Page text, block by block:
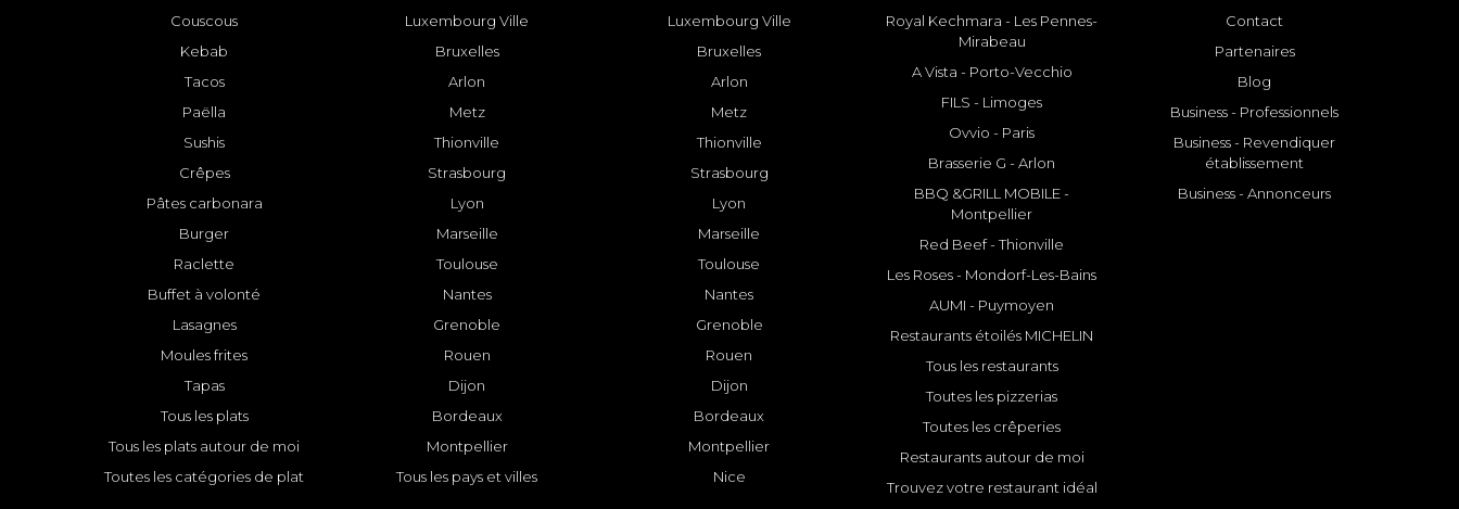
Couscous
Kebab
Tacos
Paëlla
Sushis
Crêpes
Pâtes carbonara
Burger
Raclette
Buffet à volonté
Lasagnes
Moules frites
Tapas
Tous les plats
Tous les plats autour de moi
Toutes les catégories de plat
Luxembourg Ville
Bruxelles
Arlon
Metz
Thionville
Strasbourg
Lyon
Marseille
Toulouse
Nantes
Grenoble
Rouen
Dijon
Bordeaux
Montpellier
Tous les pays et villes
Luxembourg Ville
Bruxelles
Arlon
Metz
Thionville
Strasbourg
Lyon
Marseille
Toulouse
Nantes
Grenoble
Rouen
Dijon
Bordeaux
Montpellier
Nice
Royal Kechmara - Les Pennes-
Mirabeau
A Vista - Porto-Vecchio
FILS - Limoges
Ovvio - Paris
Brasserie G - Arlon
BBQ &GRILL MOBILE -
Montpellier
Red Beef - Thionville
Les Roses - Mondorf-Les-Bains
AUMI - Puymoyen
Restaurants étoilés MICHELIN
Tous les restaurants
Toutes les pizzerias
Toutes les crêperies
Restaurants autour de moi
Trouvez votre restaurant idéal
Contact
Partenaires
Blog
Business - Professionnels
Business - Revendiquer
établissement
Business - Annonceurs